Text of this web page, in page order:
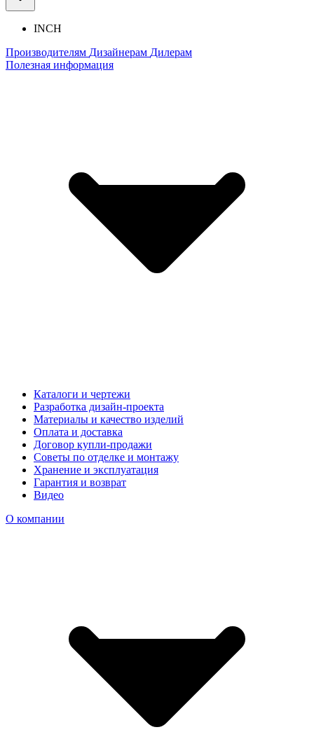
INCH
Производителям Дизайнерам Дилерам
Полезная информация
Каталоги и чертежи
Разработка дизайн-проекта
Материалы и качество изделий
Оплата и доставка
Договор купли-продажи
Советы по отделке и монтажу
Хранение и эксплуатация
Гарантия и возврат
Видео
О компании